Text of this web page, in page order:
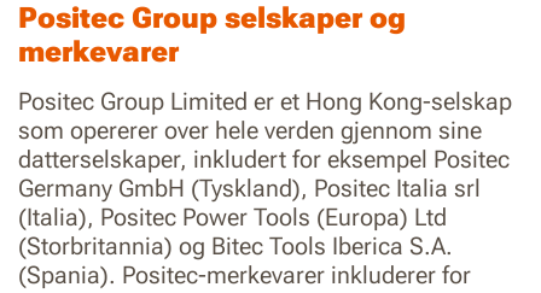
Positec Group selskaper og
merkevarer
Positec Group Limited er et Hong Kong-selskap
som opererer over hele verden gjennom sine
datterselskaper, inkludert for eksempel Positec
Germany GmbH (Tyskland), Positec Italia srl
(Italia), Positec Power Tools (Europa) Ltd
(Storbritannia) og Bitec Tools Iberica S.A.
(Spania). Positec-merkevarer inkluderer for